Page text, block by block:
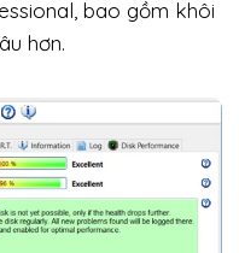
bao gồm khôi
hơn.